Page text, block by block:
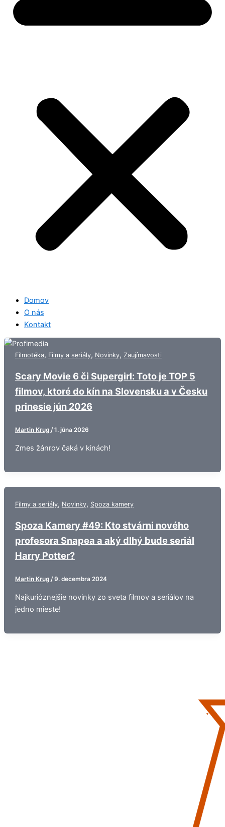
Domov
O nás
Kontakt
Filmotéka, Filmy a seriály, Novinky, Zaujímavosti
Scary Movie 6 či Supergirl: Toto je TOP 5
filmov, ktoré do kín na Slovensku a v Česku
prinesie jún 2026
Martin Krug / 1. júna 2026
Zmes žánrov čaká v kinách!
Filmy a seriály, Novinky, Spoza kamery
Spoza Kamery #49: Kto stvárni nového
profesora Snapea a aký dlhý bude seriál
Harry Potter?
Martin Krug / 9. decembra 2024
Najkurióznejšie novinky zo sveta filmov a seriálov na
jedno mieste!